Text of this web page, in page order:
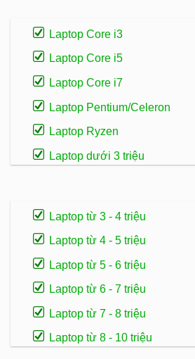
Laptop Core i3
Laptop Core i5
Laptop Core i7
Laptop Pentium/Celeron
Laptop Ryzen
Laptop dưới 3 triệu
Laptop từ 3 - 4 triệu
Laptop từ 4 - 5 triệu
Laptop từ 5 - 6 triệu
Laptop từ 6 - 7 triệu
Laptop từ 7 - 8 triệu
Laptop từ 8 - 10 triệu